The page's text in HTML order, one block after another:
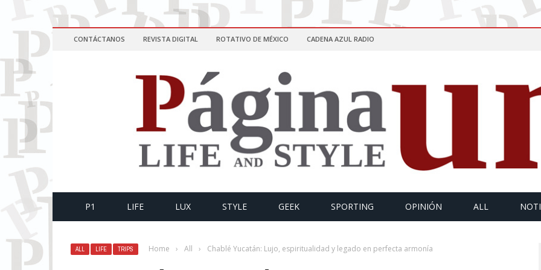
CONTÁCTANOS REVISTA DIGITAL ROTATIVO DE MÉXICO CADENA AZUL RADIO
P1 LIFE LUX STYLE GEEK SPORTING OPINIÓN ALL
ALL LIFE TRIPS Home › All › Chablé Yucatán: Lujo, espiritualidad y legado en perfecta armonía